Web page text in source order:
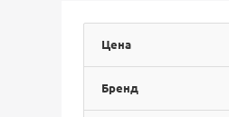
Цена
Бренд